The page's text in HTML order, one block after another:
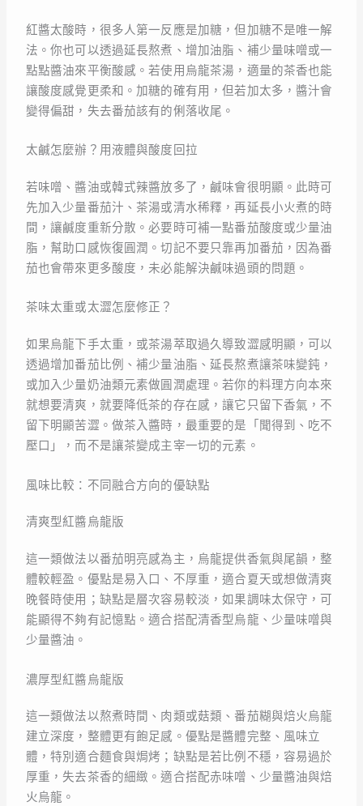
紅醬太酸時，很多人第一反應是加糖，但加糖不是唯一解
法。你也可以透過延長熬煮、增加油脂、補少量味噌或一
點點醬油來平衡酸感。若使用烏龍茶湯，適量的茶香也能
讓酸度感覺更柔和。加糖的確有用，但若加太多，醬汁會
變得偏甜，失去番茄該有的俐落收尾。
太鹹怎麼辦？用液體與酸度回拉
若味噌、醬油或韓式辣醬放多了，鹹味會很明顯。此時可
先加入少量番茄汁、茶湯或清水稀釋，再延長小火煮的時
間，讓鹹度重新分散。必要時可補一點番茄酸度或少量油
脂，幫助口感恢復圓潤。切記不要只靠再加番茄，因為番
茄也會帶來更多酸度，未必能解決鹹味過頭的問題。
茶味太重或太澀怎麼修正？
如果烏龍下手太重，或茶湯萃取過久導致澀感明顯，可以
透過增加番茄比例、補少量油脂、延長熬煮讓茶味變鈍，
或加入少量奶油類元素做圓潤處理。若你的料理方向本來
就想要清爽，就要降低茶的存在感，讓它只留下香氣，不
留下明顯苦澀。做茶入醬時，最重要的是「聞得到、吃不
壓口」，而不是讓茶變成主宰一切的元素。
風味比較：不同融合方向的優缺點
清爽型紅醬烏龍版
這一類做法以番茄明亮感為主，烏龍提供香氣與尾韻，整
體較輕盈。優點是易入口、不厚重，適合夏天或想做清爽
晚餐時使用；缺點是層次容易較淡，如果調味太保守，可
能顯得不夠有記憶點。適合搭配清香型烏龍、少量味噌與
少量醬油。
濃厚型紅醬烏龍版
這一類做法以熬煮時間、肉類或菇類、番茄糊與焙火烏龍
建立深度，整體更有飽足感。優點是醬體完整、風味立
體，特別適合麵食與焗烤；缺點是若比例不穩，容易過於
厚重，失去茶香的細緻。適合搭配赤味噌、少量醬油與焙
火烏龍。